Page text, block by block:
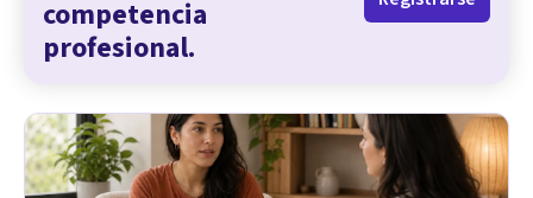
competencia
profesional.